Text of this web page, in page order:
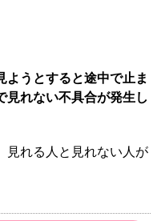
ようとすると途中で止ま
見れない不具合が発生し
見れる人と見れない人が